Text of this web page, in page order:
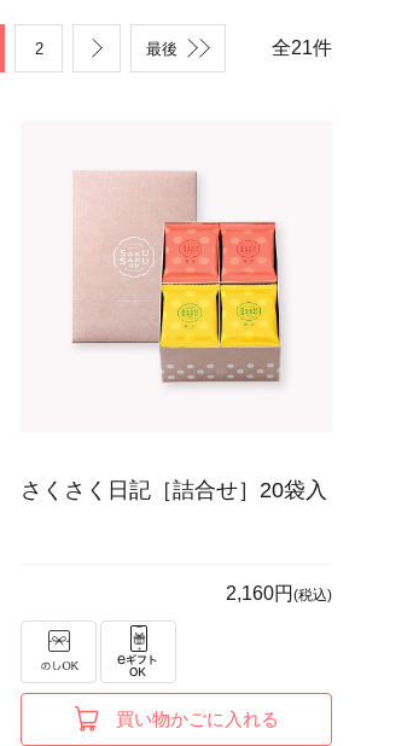
2 最後 全21件
さくさく日記［詰合せ］20袋入
2,160円 (税込)
買い物かごに入れる